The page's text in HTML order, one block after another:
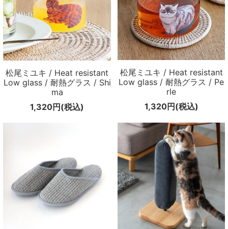
松尾ミユキ / Heat resistant
Low glass / 耐熱グラス / Shi
ma
1,320円(税込)
松尾ミユキ / Heat resistant
Low glass / 耐熱グラス / Pe
rle
1,320円(税込)